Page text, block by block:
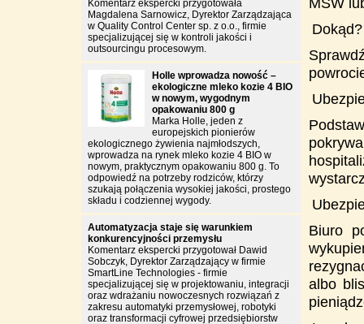
Dokąd?
Biuro
albo
Komentarz ekspercki przygotowała
Magdalena Sarnowicz, Dyrektor Zarządzająca
w Quality Control Center sp. z o.o., firmie
specjalizującej się w kontroli jakości i
outsourcingu procesowym.
Holle wprowadza nowość –
ekologiczne mleko kozie 4 BIO
w nowym, wygodnym
opakowaniu 800 g
Marka Holle, jeden z
europejskich pionierów
ekologicznego żywienia najmłodszych,
wprowadza na rynek mleko kozie 4 BIO w
nowym, praktycznym opakowaniu 800 g. To
odpowiedź na potrzeby rodziców, którzy
szukają połączenia wysokiej jakości, prostego
składu i codziennej wygody.
Automatyzacja staje się warunkiem
konkurencyjności przemysłu
Komentarz ekspercki przygotował Dawid
Sobczyk, Dyrektor Zarządzający w firmie
SmartLine Technologies - firmie
specjalizującej się w projektowaniu, integracji
oraz wdrażaniu nowoczesnych rozwiązań z
zakresu automatyki przemysłowej, robotyki
oraz transformacji cyfrowej przedsiębiorstw